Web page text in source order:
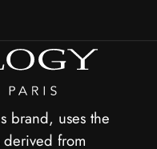
brand, uses the
derived from